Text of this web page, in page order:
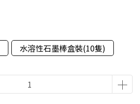
水溶性石墨棒盒裝(10隻)